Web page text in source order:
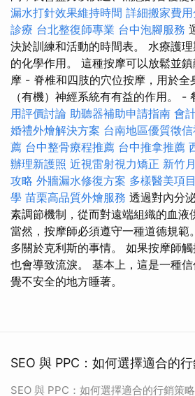
漏水打針效果維持時間 詳細搬家費
診療 台北整復師專業 台中泡腳服務
決於訓練和活動的時間表。 水療護
的化學作用。 這種按摩可以放鬆並
摩 - 脊椎和四肢的穴位按摩，用於全
（有機）神經系統有有益的作用。 -
用評價討論 助聽器補助申請指南 會
婚禮外燴解決方案 台南地區優質徵信
薦 台中整骨療程推薦 台中推拿推薦
辦理新護照 近視雷射視力矯正 新竹
攻略 外牆漏水修復方案 多樣醫美項
學 苗栗高品質外燴服務 透過對內分
素調節機制，從而對遠端組織的血液
當然，按摩師必須遵守一種道德規範
多關於克利斯的事情。 如果按摩師觸
也會導致流淚。 基本上，這是一種
覺不安全的地方睡著。
SEO 與 PPC：如何選擇適合的
SEO 與 PPC：如何選擇適合的行銷策